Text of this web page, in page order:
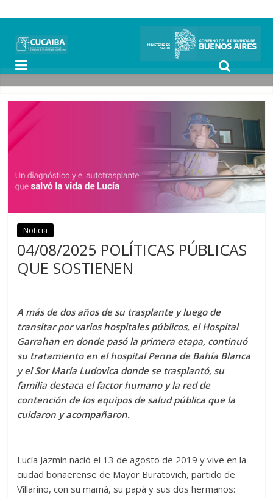
Noticia
04/08/2025 POLÍTICAS PÚBLICAS
QUE SOSTIENEN
A más de dos años de su trasplante y luego de
transitar por varios hospitales públicos, el Hospital
Garrahan en donde pasó la primera etapa, continuó
su tratamiento en el hospital Penna de Bahía Blanca
y el Sor María Ludovica donde se trasplantó, su
familia destaca el factor humano y la red de
contención de los equipos de salud pública que la
cuidaron y acompañaron.
Lucía Jazmín nació el 13 de agosto de 2019 y vive en la
ciudad bonaerense de Mayor Buratovich, partido de
Villarino, con su mamá, su papá y sus dos hermanos: